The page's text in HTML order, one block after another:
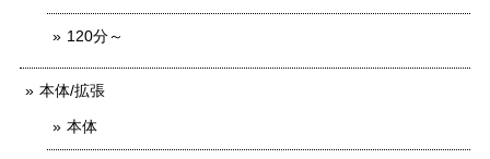
120分～
本体/拡張
本体